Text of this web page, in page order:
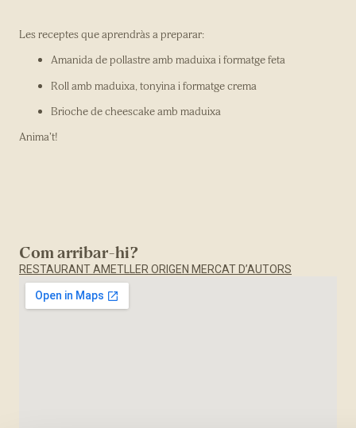
Les receptes que aprendràs a preparar:
Amanida de pollastre amb maduixa i formatge feta
Roll amb maduixa, tonyina i formatge crema
Brioche de cheescake amb maduixa
Anima’t!
Com arribar-hi?
RESTAURANT AMETLLER ORIGEN MERCAT D’AUTORS